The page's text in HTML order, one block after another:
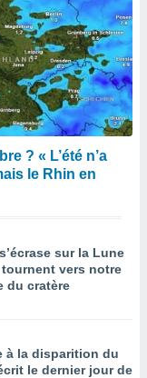
? « L’été n’a
le Rhin en
sur la Lune
vers notre
du cratère
à la disparition du
le dernier jour de